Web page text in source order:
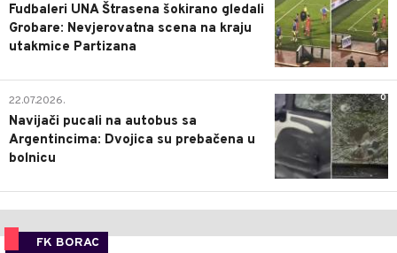
Fudbaleri UNA Štrasena šokirano gledali
Grobare: Nevjerovatna scena na kraju
utakmice Partizana
0
22.07.2026.
Navijači pucali na autobus sa
Argentincima: Dvojica su prebačena u
bolnicu
FK BORAC